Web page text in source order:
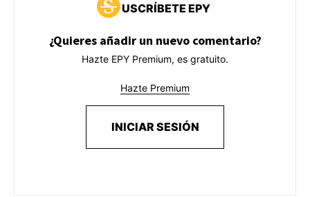
USCRÍBETE EPY
¿Quieres añadir un nuevo comentario?
Hazte EPY Premium, es gratuito.
Hazte Premium
INICIAR SESIÓN